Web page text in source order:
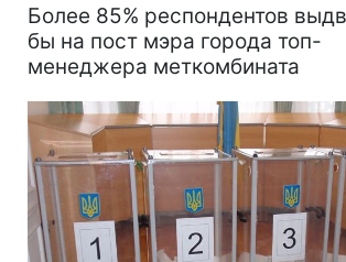
Более 85% респондентов
бы на пост мэра города топ-
менеджера меткомбината